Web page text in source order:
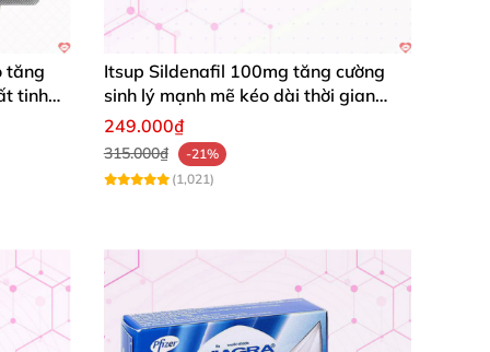
tăng
tinh
Itsup Sildenafil 100mg tăng cường
sinh lý mạnh mẽ kéo dài thời gian
nam
249.000₫
315.000₫
-21%
(1,021)